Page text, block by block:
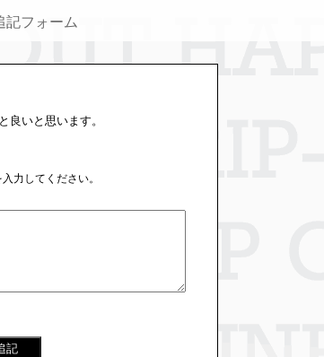
記フォーム
良いと思います。
力してください。
記